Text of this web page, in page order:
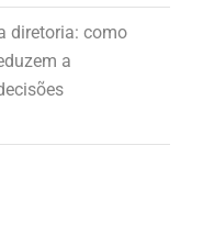
diretoria: como
a